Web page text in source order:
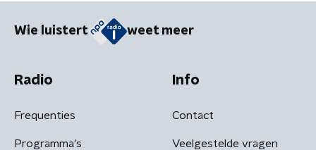
Wie luistert weet meer
Radio
Frequenties
Programma's
Info
Contact
Veelgestelde vragen